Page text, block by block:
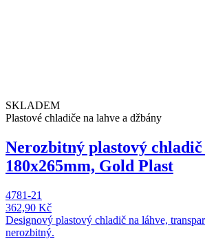
SKLADEM
Plastové chladiče na lahve a džbány
Nerozbitný plastový chladič
180x265mm, Gold Plast
4781-21
362,90 Kč
Designový plastový chladič na láhve,
nerozbitný.